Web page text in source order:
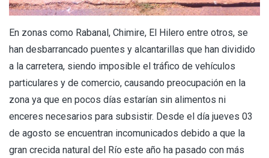
En zonas como Rabanal, Chimire, El Hilero entre otros, se
han desbarrancado puentes y alcantarillas que han dividido
a la carretera, siendo imposible el tráfico de vehículos
particulares y de comercio, causando preocupación en la
zona ya que en pocos días estarían sin alimentos ni
enceres necesarios para subsistir. Desde el día jueves 03
de agosto se encuentran incomunicados debido a que la
gran crecida natural del Río este año ha pasado con más